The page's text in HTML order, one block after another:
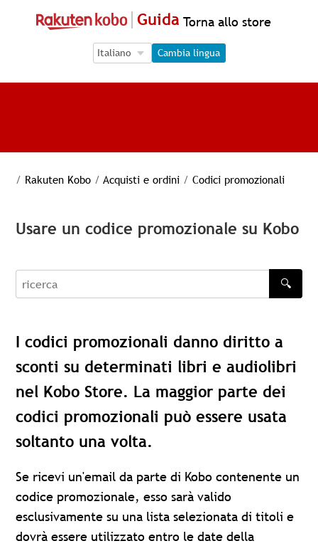
Guida Torna allo store
Language Selection
Language Selection
Cambia lingua
/ Rakuten Kobo / Acquisti e ordini / Codici promozionali
Usare un codice promozionale su Kobo
recherche
🔍
I codici promozionali danno diritto a
sconti su determinati libri e audiolibri
nel Kobo Store. La maggior parte dei
codici promozionali può essere usata
soltanto una volta.
Se ricevi un'email da parte di Kobo contenente un
codice promozionale, esso sarà valido
esclusivamente su una lista selezionata di titoli e
dovrà essere utilizzato entro le date della